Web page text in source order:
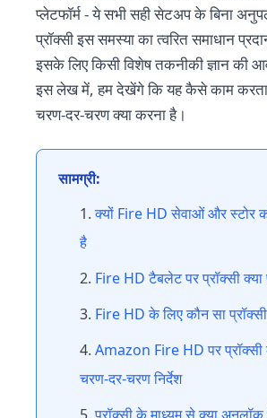
प्लेटफॉर्म - ये सभी सही सेटअप के बिना
प्रॉक्सी इस समस्या का त्वरित समाधान
इसके लिए किसी विशेष तकनीकी ज्ञान की
इस लेख में, हम देखेंगे कि यह कैसे काम
चरण-दर-चरण क्या करना है।
सामग्री:
क्यों Fire HD सेवाओं और स्टोर
है
Fire HD टैबलेट पर प्रॉक्सी क्या
Fire HD के लिए कौन सा
Amazon Fire HD पर
चरण-दर-चरण निर्देश